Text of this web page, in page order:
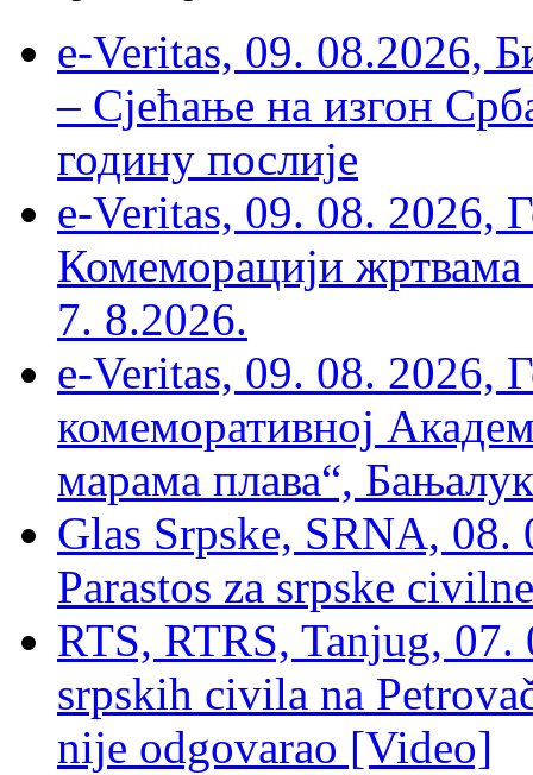
e-Veritas, 09. 08.2026,
– Сјећање на изгон
годину послије
e-Veritas, 09. 08. 2026,
Комеморацији жртвама
7. 8.2026.
e-Veritas, 09. 08. 2026,
комеморативној
марама плава“,
Glas Srpske, SRNA,
Parastos za srpske
RTS, RTRS, Tanjug,
srpskih civila na
nije odgovarao [Video]